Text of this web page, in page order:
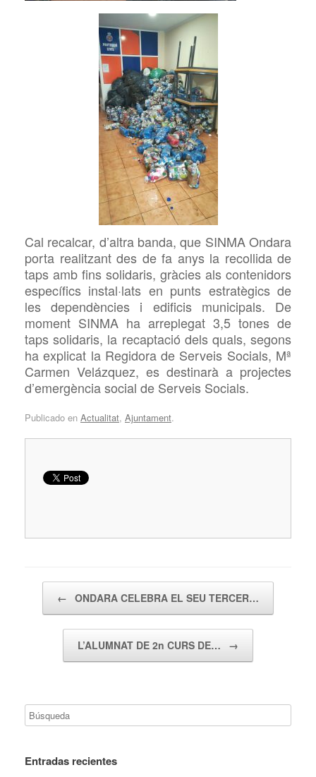
Cal recalcar, d’altra banda, que SINMA Ondara
porta realitzant des de fa anys la recollida de
taps amb fins solidaris, gràcies als contenidors
específics instal·lats en punts estratègics de
les dependències i edificis municipals. De
moment SINMA ha arreplegat 3,5 tones de
taps solidaris, la recaptació dels quals, segons
ha explicat la Regidora de Serveis Socials, Mª
Carmen Velázquez, es destinarà a projectes
d’emergència social de Serveis Socials.
Publicado en Actualitat, Ajuntament.
← ONDARA CELEBRA EL SEU TERCER…
L’ALUMNAT DE 2n CURS DE… →
Entradas recientes